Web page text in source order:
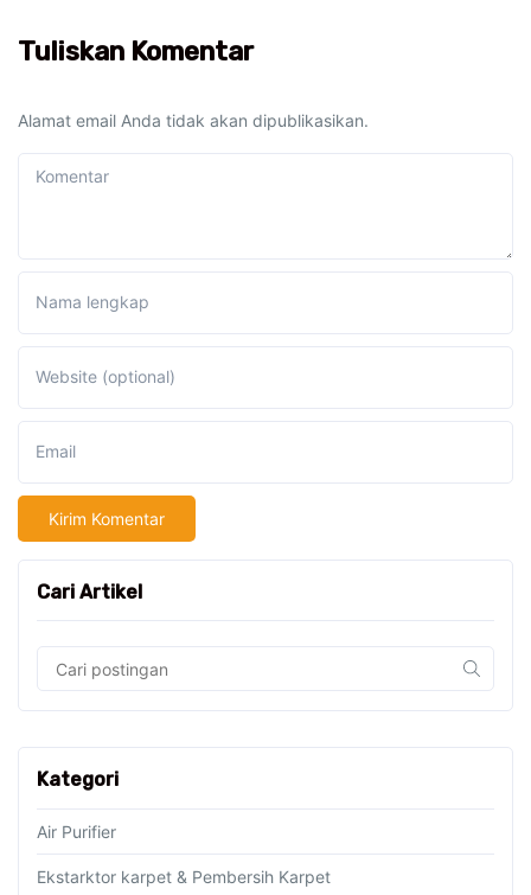
Tuliskan Komentar
Alamat email Anda tidak akan dipublikasikan.
Komentar
Nama lengkap
Website (optional)
Email
Cari Artikel
Kategori
Air Purifier
Ekstarktor karpet & Pembersih Karpet